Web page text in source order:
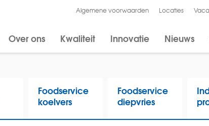
Algemene voorwaarden Locaties
Over ons Kwaliteit Innovatie Nieuws
Foodservice
koelvers
Foodservice
diepvries